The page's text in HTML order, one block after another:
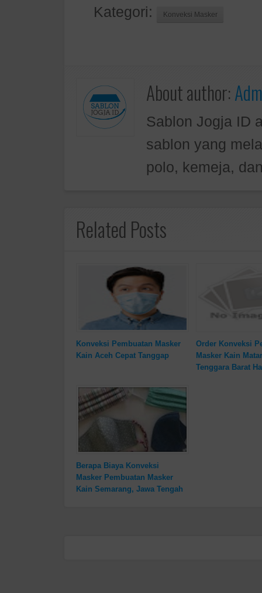
Kategori: Konveksi Masker
About author:
Sablon Jogja ID
sablon yang
polo, kemeja,
Related Posts
Konveksi Pembuatan Masker
Kain Aceh Cepat Tanggap
Order Konveksi
Masker Kain
Tenggara Barat
Berapa Biaya Konveksi
Masker Pembuatan Masker
Kain Semarang, Jawa Tengah